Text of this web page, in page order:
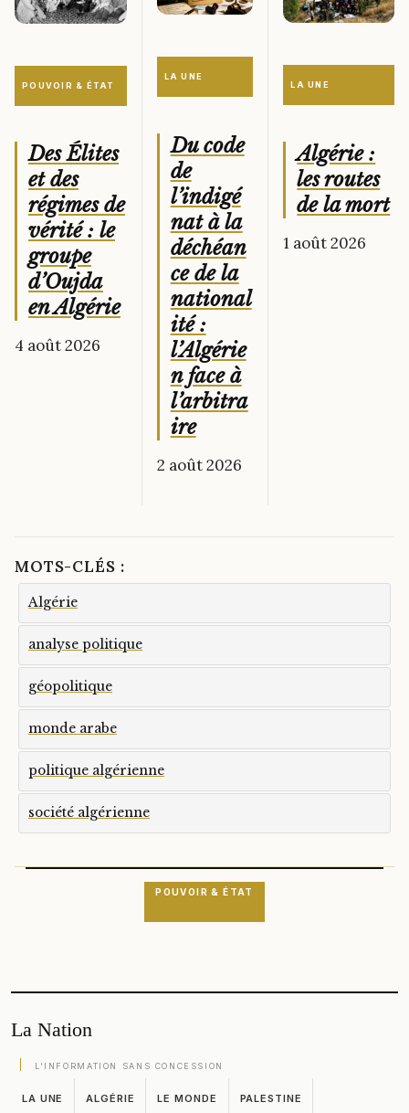
POUVOIR & ÉTAT
Des Élites
et des
régimes de
vérité : le
groupe
d’Oujda
en Algérie
4 août 2026
LA UNE
Du code
de
l’indigé
nat à la
déchéan
ce de la
national
ité :
l’Algérie
n face à
l’arbitra
ire
2 août 2026
LA UNE
Algérie :
les routes
de la mort
1 août 2026
MOTS-CLÉS :
Algérie
analyse politique
géopolitique
monde arabe
politique algérienne
société algérienne
POUVOIR & ÉTAT
La Nation
L'INFORMATION SANS CONCESSION
LA UNE ALGÉRIE LE MONDE PALESTINE